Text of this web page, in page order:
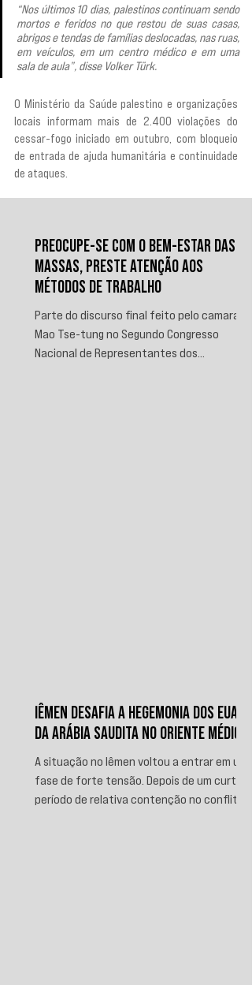
“Nos últimos 10 dias, palestinos continuam sendo
mortos e feridos no que restou de suas casas,
abrigos e tendas de famílias deslocadas, nas ruas,
em veículos, em um centro médico e em uma
sala de aula”, disse Volker Türk.
O Ministério da Saúde palestino e organizações
locais informam mais de 2.400 violações do
cessar-fogo iniciado em outubro, com bloqueio
de entrada de ajuda humanitária e continuidade
de ataques.
PREOCUPE-SE COM O BEM-ESTAR DAS
MASSAS, PRESTE ATENÇÃO AOS
MÉTODOS DE TRABALHO
Parte do discurso final feito pelo camarada
Mao Tse-tung no Segundo Congresso
Nacional de Representantes dos
IÊMEN DESAFIA A HEGEMONIA DOS EUA E
DA ARÁBIA SAUDITA NO ORIENTE MÉDIO
A situação no Iêmen voltou a entrar em uma
fase de forte tensão. Depois de um curto
período de relativa contenção no conflito,